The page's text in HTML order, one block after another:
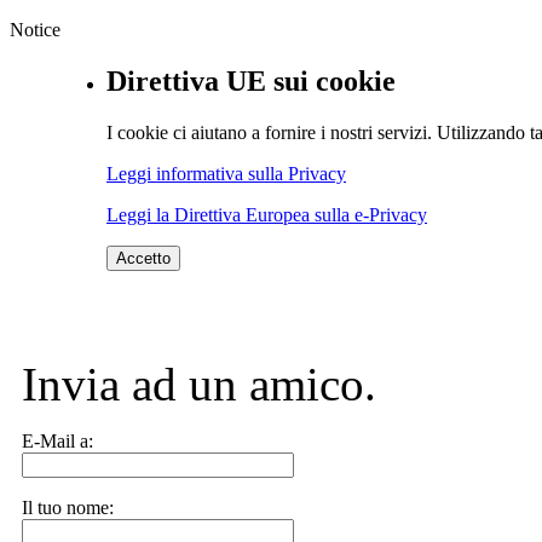
Notice
Direttiva UE sui cookie
I cookie ci aiutano a fornire i nostri servizi. Utilizzando
Leggi informativa sulla Privacy
Leggi la Direttiva Europea sulla e-Privacy
Accetto
Invia ad un amico.
E-Mail a:
Il tuo nome: